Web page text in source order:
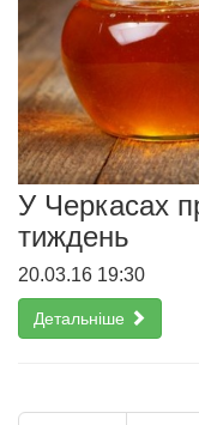
У Черкасах
тиждень
20.03.16 19:30
Детальніше